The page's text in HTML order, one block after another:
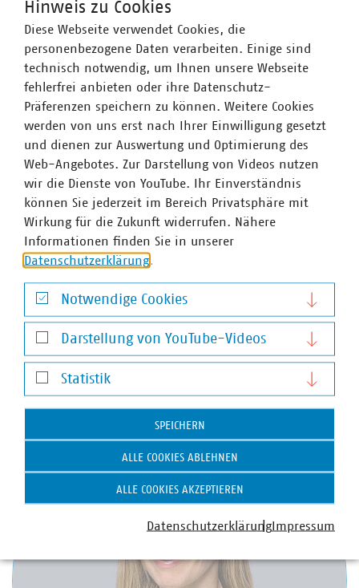
zentral über durch den
Marktgebietsverantwortlichen auf der
Datenaustauschplattform vornehmen zu lassen,
nicht aufgegriffen hat (vgl. Erläuterungen (27)). Der
VKU hält daran fest, dasseine Ausweitung des
Data Hub auf die in der
Netzbetreiberverantwortung liegenden Prozesse
der (Mess-)Datenerfassung, -auslesung und -
verarbeitung weder technisch sinnvoll noch
prozessual wirtschaftlich darstellbar wäre.
VKU 2. Konsultation Formblatt WasABi
Ansprechpartner
Hinweis zu Cookies
Diese Webseite verwendet Cookies, die
personenbezogene Daten verarbeiten. Einige sind
technisch notwendig, um Ihnen unsere Webseite
fehlerfrei anbieten oder ihre Datenschutz-
Präferenzen speichern zu können. Weitere Cookies
werden von uns erst nach Ihrer Einwilligung gesetzt
und dienen zur Auswertung und Optimierung des
Web-Angebotes. Zur Darstellung von Videos nutzen
wir die Dienste von YouTube. Ihr Einverständnis
können Sie jederzeit im Bereich Privatsphäre mit
Wirkung für die Zukunft widerrufen. Nähere
Informationen finden Sie in unserer
Datenschutzerklärung
Notwendige Cookies
Notwendige Cookies
Darstellung von YouTube-Videos
Darstellung von YouTube-Videos
Statistik
Statistik
SPEICHERN
ALLE COOKIES ABLEHNEN
ALLE COOKIES AKZEPTIEREN
DatenschutzerklärungImpressum